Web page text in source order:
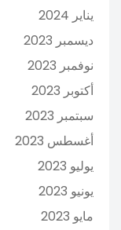
يناير 2024
ديسمبر 2023
نوفمبر 2023
أكتوبر 2023
سبتمبر 2023
أغسطس 2023
يوليو 2023
يونيو 2023
مايو 2023